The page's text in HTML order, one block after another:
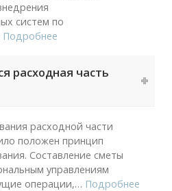
систем по
Подробнее
расходная часть
расходной части
положен принцип
Составление сметы
управлениям
операции,… Подробнее